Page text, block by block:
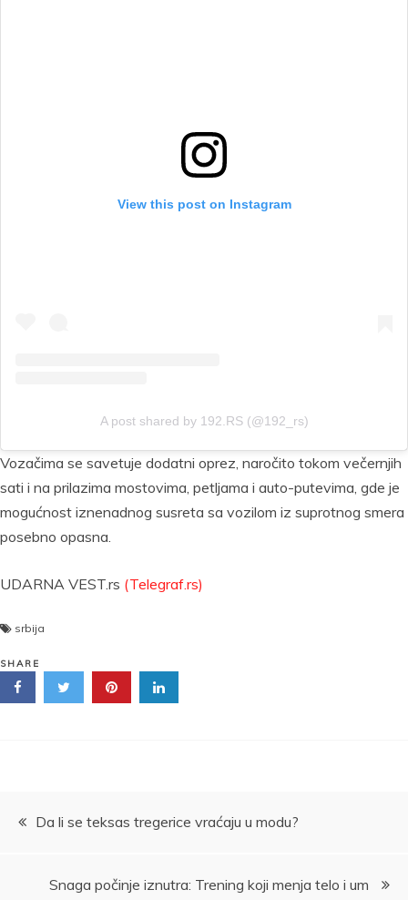
View this post on Instagram
A post shared by 192.RS (@192_rs)
Vozačima se savetuje dodatni oprez, naročito tokom večernjih
sati i na prilazima mostovima, petljama i auto-putevima, gde je
mogućnost iznenadnog susreta sa vozilom iz suprotnog smera
posebno opasna.
UDARNA VEST.rs (Telegraf.rs)
srbija
SHARE
Kretanje
Da li se teksas tregerice vraćaju u modu?
Snaga počinje iznutra: Trening koji menja telo i um